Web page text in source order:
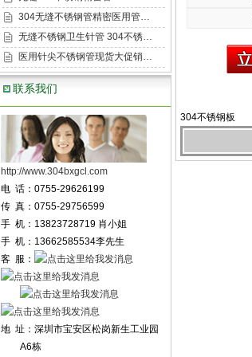
304无缝不锈钢管精密医用管…
无缝不锈钢卫生针管 304不锈…
医用针尖不锈钢管现货大促销…
联系我们
http://www.304bxgcl.com
电 话：0755-29626199
传 真：0755-29756599
手 机：13823728719 肖小姐
手 机：13662585534李先生
客 服：
地 址：深圳市宝安区松岗新生工业园
A6栋
304不锈钢板